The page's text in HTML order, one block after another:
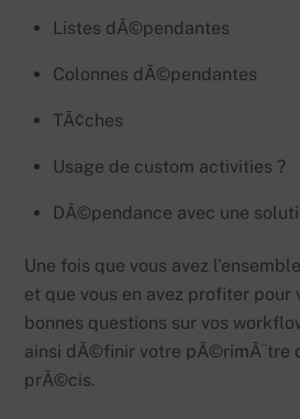
Listes dÃ©pendantes
Colonnes dÃ©pendantes
TÃ¢ches
Usage de custom activities ?
DÃ©pendance avec une
Une fois que vous avez
et que vous en avez profiter pour
bonnes questions sur vos
ainsi dÃ©finir votre
prÃ©cis.